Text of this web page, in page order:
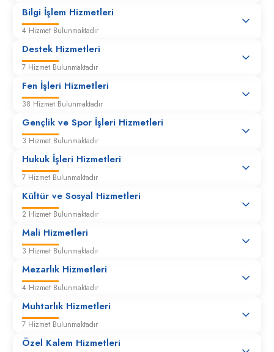
Hâlihazır Harita Onayı veya Onaylı Hâlihazır Harita
Hisseli Belediye Taşınmazlarının 3194 Sayılı İmar
Kanunu'nun 17. Maddesi Gereği Satış İşlemi
İmar Barışı-Cins Değişikliği
İmar Durum Belgesi (Kat ilavesi)
İmar Durum Belgesi (Kırsal Amaçlı)
İmar Durum Belgesi (Tadilat)
İmar Durum Belgesi (Tarımsal Amaçlı)
Bilgi İşlem Hizmetleri
4 Hizmet Bulunmaktadır
Destek Hizmetleri
7 Hizmet Bulunmaktadır
Fen İşleri Hizmetleri
38 Hizmet Bulunmaktadır
Gençlik ve Spor İşleri Hizmetleri
3 Hizmet Bulunmaktadır
Hukuk İşleri Hizmetleri
7 Hizmet Bulunmaktadır
Kültür ve Sosyal Hizmetleri
2 Hizmet Bulunmaktadır
Mali Hizmetleri
3 Hizmet Bulunmaktadır
Mezarlık Hizmetleri
4 Hizmet Bulunmaktadır
Muhtarlık Hizmetleri
7 Hizmet Bulunmaktadır
Özel Kalem Hizmetleri